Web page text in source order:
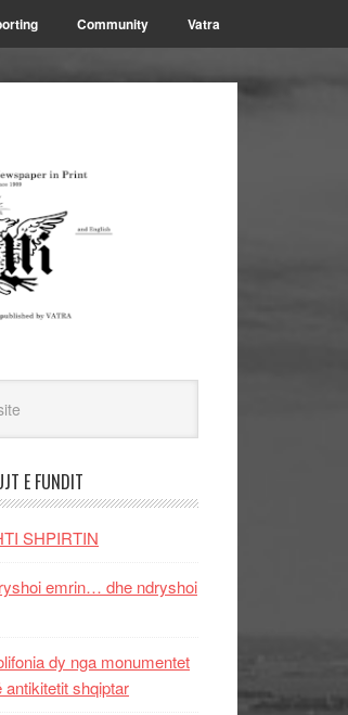
Community Vatra
E FUNDIT
SHPIRTIN
emrin… dhe ndryshoi
dy nga monumentet
shqiptar